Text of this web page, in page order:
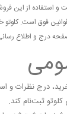
و استفاده از این
قوانین فوق است.
درج و اطلاع
درج نظرات و
کلوتو ثبت‌نام کند.